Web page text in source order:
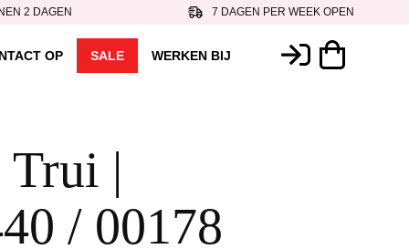
2 DAGEN 7 DAGEN PER WEEK OPEN
OP SALE WERKEN BIJ
Trui |
/ 00178